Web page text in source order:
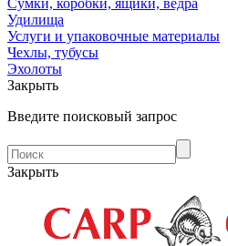
Сумки, коробки, ящики, ведра
Удилища
Услуги и упаковочные материалы
Чехлы, тубусы
Эхолоты
Закрыть
Введите поисковый запрос
Закрыть